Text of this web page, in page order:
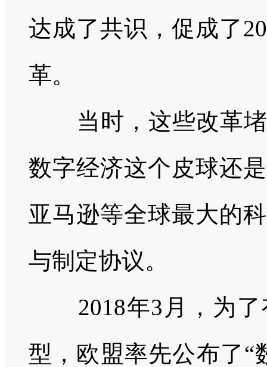
达成了共识，促成了
革。
当时，这些改革
数字经济这个皮球还
亚马逊等全球最大的
与制定协议。
2018年3 月，为
型，欧盟率先公布了“